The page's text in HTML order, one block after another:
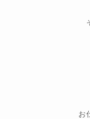
お